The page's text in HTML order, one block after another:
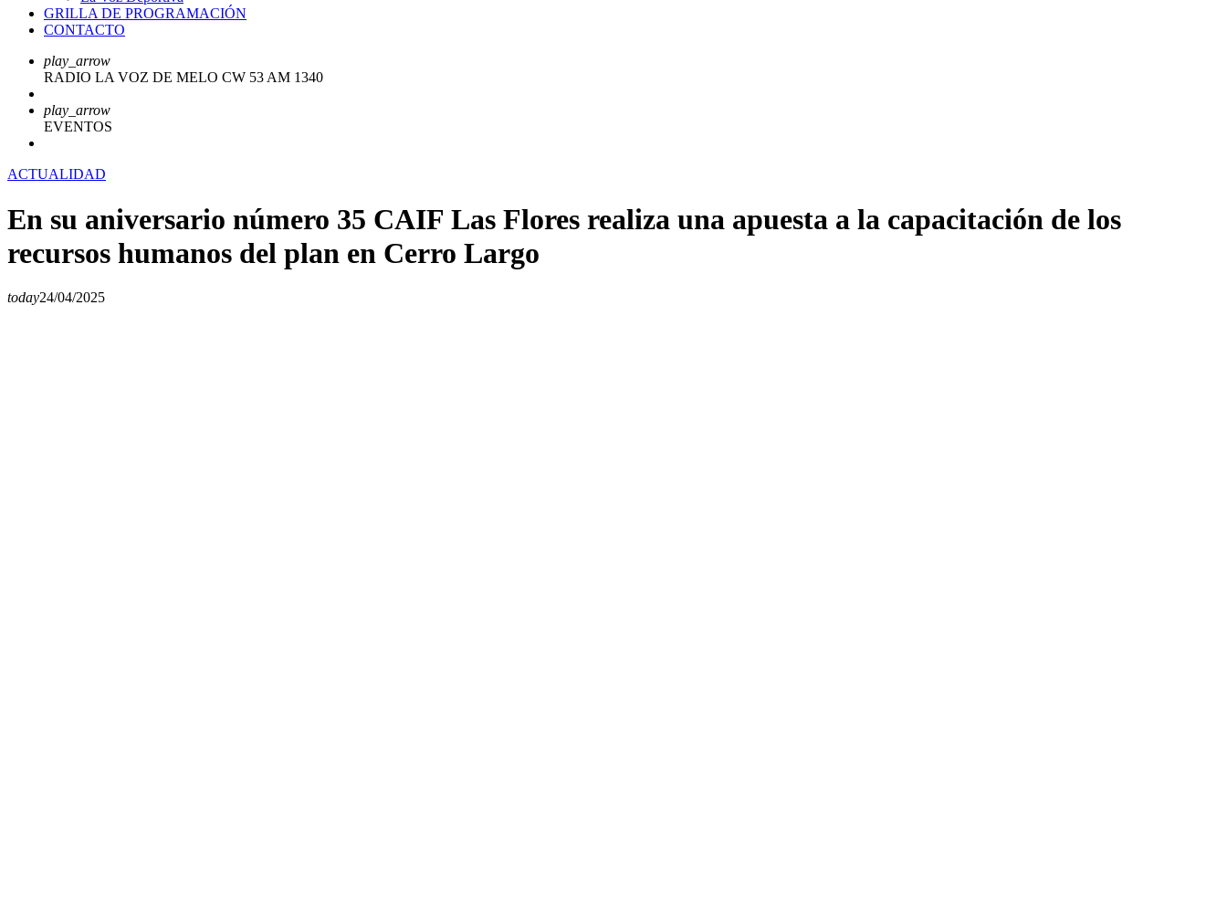
GRILLA DE PROGRAMACIÓN
CONTACTO
play_arrow
RADIO LA VOZ DE MELO CW 53 AM 1340
play_arrow
EVENTOS
ACTUALIDAD
En su aniversario número 35 CAIF Las Flores realiza una apuesta a la capacitación de los
recursos humanos del plan en Cerro Largo
today24/04/2025